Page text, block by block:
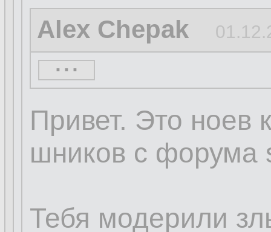
Alex Chepak
......
Привет. Это ноев
шников с форума
Тебя модерили